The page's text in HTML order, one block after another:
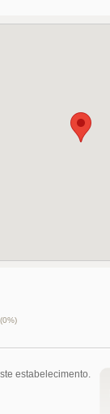
(0%)
estabelecimento.